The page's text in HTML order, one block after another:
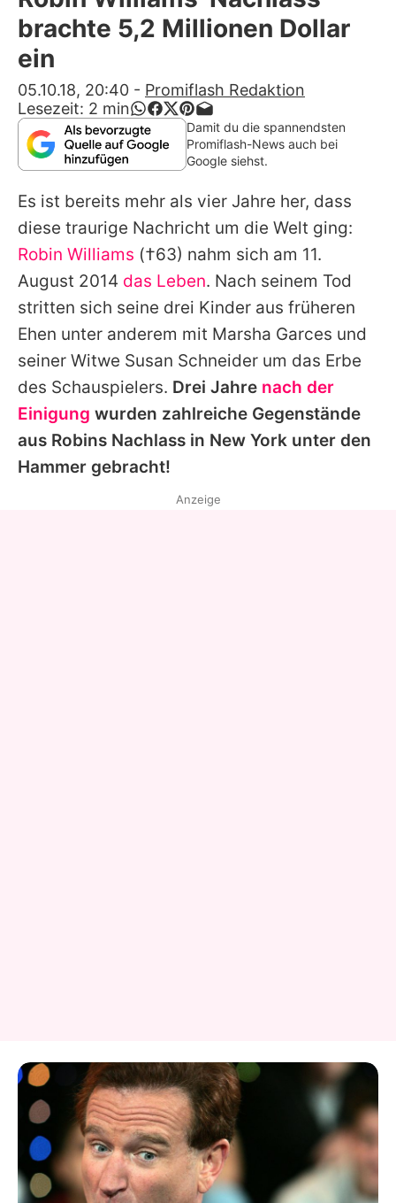
Alle Themen auf Promiflash
App runterladen
Team
Redaktionelle Richtlinien
Impressum
Datenschutzerklärung
Nutzungsbedingungen
Utiq verwalten
brachte 5,2 Millionen Dollar
ein
05.10.18, 20:40 - Promiflash Redaktion
Lesezeit: 2 min
Damit du die spannendsten
Promiflash-News auch bei
Google siehst.
Es ist bereits mehr als vier Jahre her, dass
diese traurige Nachricht um die Welt ging:
Robin Williams (†63) nahm sich am 11.
August 2014 das Leben. Nach seinem Tod
stritten sich seine drei Kinder aus früheren
Ehen unter anderem mit Marsha Garces und
seiner Witwe Susan Schneider um das Erbe
des Schauspielers. Drei Jahre nach der
Einigung wurden zahlreiche Gegenstände
aus Robins Nachlass in New York unter den
Hammer gebracht!
Anzeige